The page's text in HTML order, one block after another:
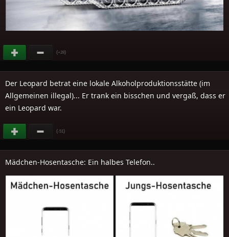
(+28)
Der Leopard betrat eine lokale Alkoholproduktionsstätte (im
Allgemeinen illegal)... Er trank ein bisschen und vergaß, dass er
ein Leopard war.
(-51)
Mädchen-Hosentasche: Ein halbes Telefon..